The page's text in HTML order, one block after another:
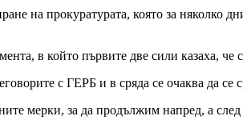
на прокуратурата, която за няколко
в който първите две сили казаха, че
с ГЕРБ и в сряда се очаква да
мерки, за да продължим напред, а